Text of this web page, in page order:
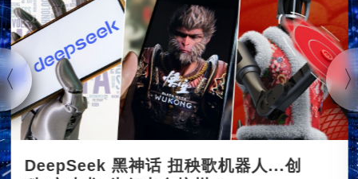
DeepSeek 黑神话 扭秧歌机器人...创